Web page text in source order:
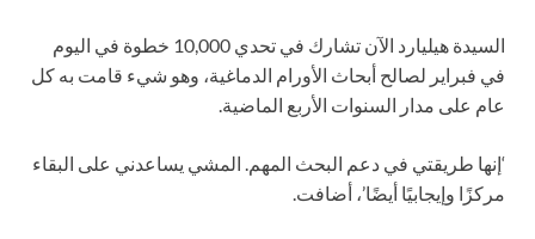
السيدة هيليارد الآن تشارك في تحدي 10,000 خطوة في اليوم
في فبراير لصالح أبحاث الأورام الدماغية، وهو شيء قامت به كل
عام على مدار السنوات الأربع الماضية.
‘إنها طريقتي في دعم البحث المهم. المشي يساعدني على البقاء
مركزًا وإيجابيًا أيضًا’، أضافت.